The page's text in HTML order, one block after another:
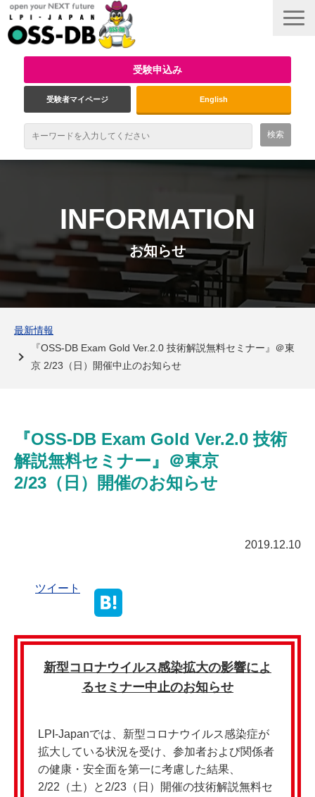
受験申込み
受験者マイページ English
資格取得のメリット
受験対策
インタビュー
INFORMATION
お知らせ
最新情報
『OSS-DB Exam Gold Ver.2.0 技術解説無料セミナー』＠東
京 2/23（日）開催中止のお知らせ
『OSS-DB Exam Gold Ver.2.0 技術
解説無料セミナー』＠東京
2/23（日）開催のお知らせ
2019.12.10
ツイート
新型コロナウイルス感染拡大の影響によ
るセミナー中止のお知らせ
LPI-Japanでは、新型コロナウイルス感染症が
拡大している状況を受け、参加者および関係者
の健康・安全面を第一に考慮した結果、
2/22（土）と2/23（日）開催の技術解説無料セ